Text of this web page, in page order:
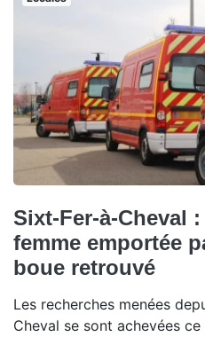
Sixt-Fer-à-Cheval
femme emportée
boue retrouvé
Les recherches menées
Cheval se sont achevées